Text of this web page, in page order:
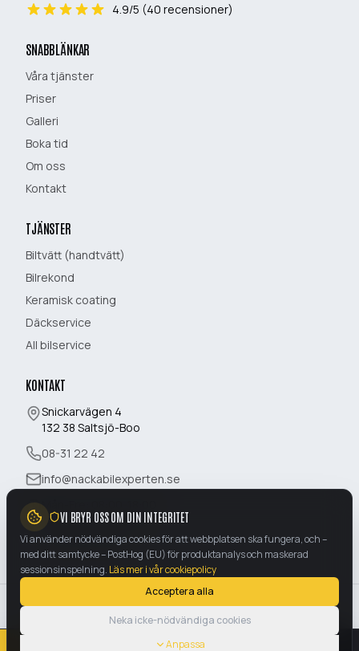
4.9/5 (40 recensioner)
SNABBLÄNKAR
Våra tjänster
Priser
Galleri
Boka tid
Om oss
Kontakt
TJÄNSTER
Biltvätt (handtvätt)
Bilrekond
Keramisk coating
Däckservice
All bilservice
KONTAKT
Snickarvägen 4
132 38 Saltsjö-Boo
08-31 22 42
info@nackabilexperten.se
Mån-Fre:
Lördag:10:00-16:00
Söndag:Stängt
©2026Nacka Bilexperten AB. Alla rättigheter förbehållna.
559575-6668|Snickarvägen 4,132 38
Anslut AI-assistent
VI BRYR OSS OM DIN INTEGRITET
Vi använder nödvändiga cookies för att webbplatsen ska fungera, och –
med ditt samtycke – PostHog (EU) för produktanalys och maskerad
sessionsinspelning. Läs mer i vår cookiepolicy
Acceptera alla
Neka icke-nödvändiga cookies
Anpassa